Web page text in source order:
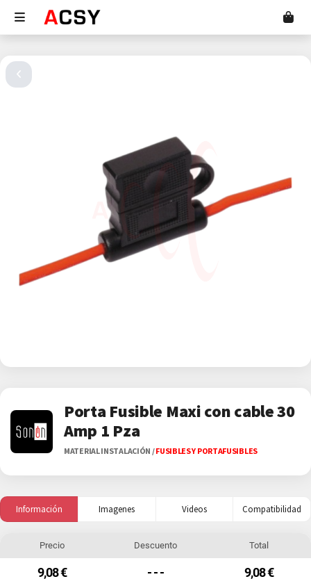
Porta Fusible Maxi con cable 30
Amp 1 Pza
MATERIAL INSTALACIÓN /FUSIBLES Y PORTAFUSIBLES
Información Imagenes Videos Compatibilidad
Precio
9,08 €
Descuento
- - -
Total
9,08 €